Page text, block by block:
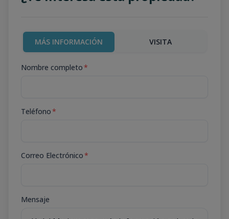
MÁS INFORMACIÓN VISITA
Nombre completo*
Teléfono*
Correo Electrónico*
Mensaje